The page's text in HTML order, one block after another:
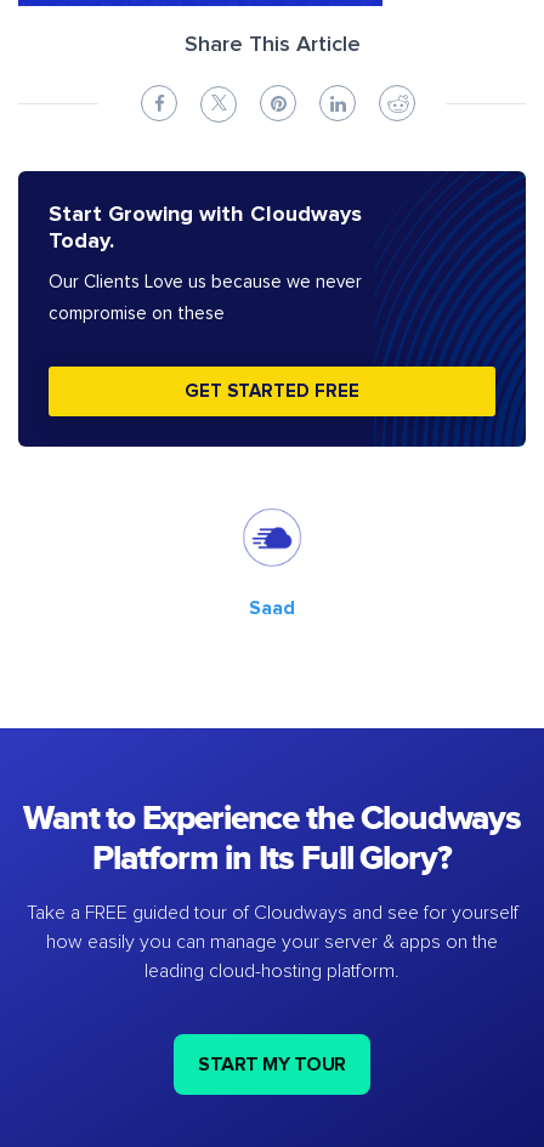
Share This Article
Start Growing with Cloudways
Today.
Our Clients Love us because we never
compromise on these
GET STARTED FREE
Saad
Want to Experience the Cloudways
Platform in Its Full Glory?
Take a FREE guided tour of Cloudways and see for yourself
how easily you can manage your server & apps on the
leading cloud-hosting platform.
START MY TOUR